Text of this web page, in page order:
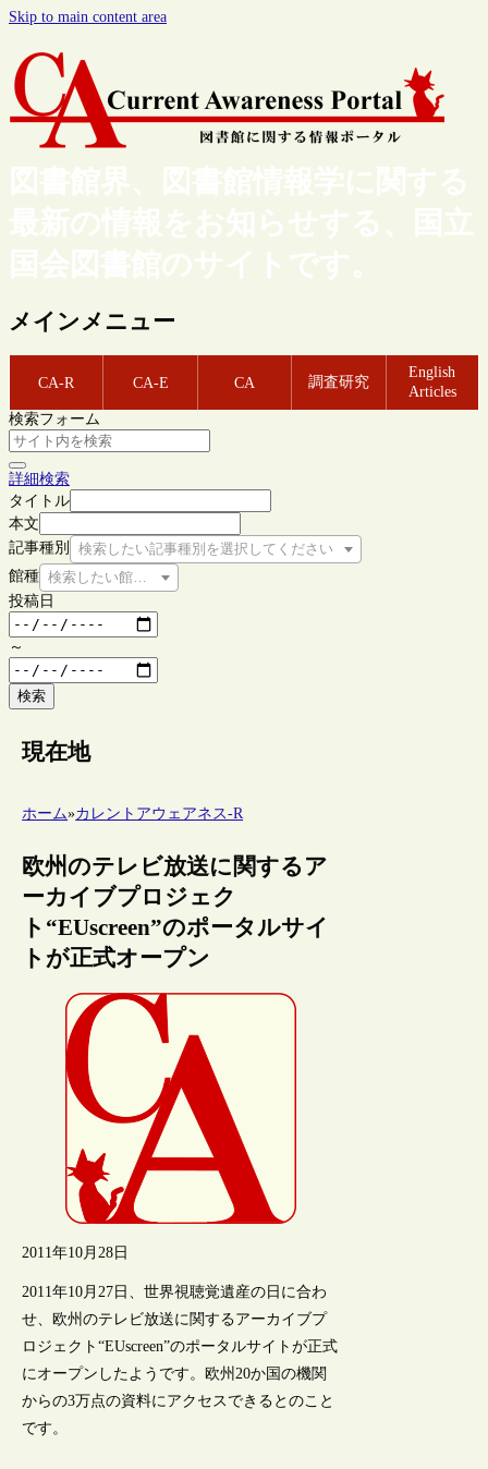
Skip to main content area
図書館界、図書館情報学に関する
最新の情報をお知らせする、国立
国会図書館のサイトです。
メインメニュー
CA-R CA-E CA 調査研究
English
Articles
検索フォーム
詳細検索
タイトル
本文
記事種別
検索したい記事種別を選択してください
館種 検索したい館種を選択してください
投稿日
～
検索
現在地
ホーム»カレントアウェアネス-R
欧州のテレビ放送に関するア
ーカイブプロジェク
ト“EUscreen”のポータルサイ
トが正式オープン
2011年10月28日
2011年10月27日、世界視聴覚遺産の日に合わ
せ、欧州のテレビ放送に関するアーカイブプ
ロジェクト“EUscreen”のポータルサイトが正式
にオープンしたようです。欧州20か国の機関
からの3万点の資料にアクセスできるとのこと
です。